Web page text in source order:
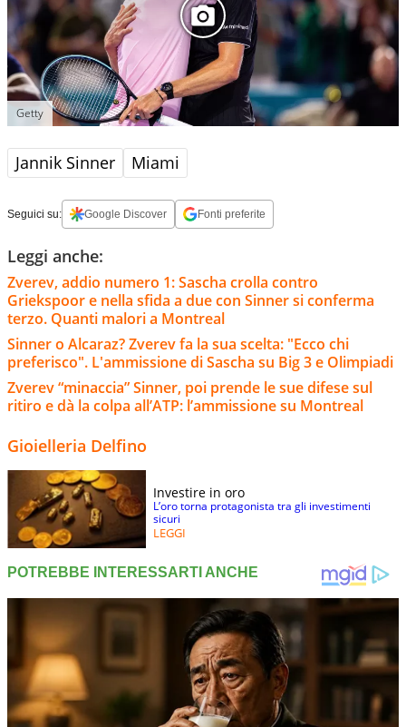
Getty
Jannik Sinner Miami
Seguici su: Google Discover Fonti preferite
Leggi anche:
Zverev, addio numero 1: Sascha crolla contro
Griekspoor e nella sfida a due con Sinner si conferma
terzo. Quanti malori a Montreal
Sinner o Alcaraz? Zverev fa la sua scelta: "Ecco chi
preferisco". L'ammissione di Sascha su Big 3 e Olimpiadi
Zverev “minaccia” Sinner, poi prende le sue difese sul
ritiro e dà la colpa all’ATP: l’ammissione su Montreal
Gioielleria Delfino
Investire in oro
L’oro torna protagonista tra gli investimenti
sicuri
LEGGI